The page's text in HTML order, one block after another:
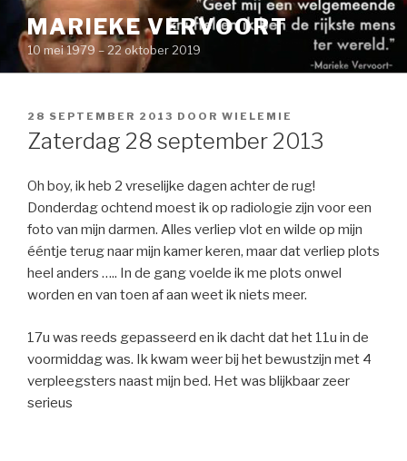
Naar
inhoud
springen
MARIEKE VERVOORT
10 mei 1979 – 22 oktober 2019
GEPLAATST
OP
28 SEPTEMBER 2013 DOOR WIELEMIE
Zaterdag 28 september 2013
Oh boy, ik heb 2 vreselijke dagen achter de rug!
Donderdag ochtend moest ik op radiologie zijn voor een
foto van mijn darmen. Alles verliep vlot en wilde op mijn
ééntje terug naar mijn kamer keren, maar dat verliep plots
heel anders ….. In de gang voelde ik me plots onwel
worden en van toen af aan weet ik niets meer.
17u was reeds gepasseerd en ik dacht dat het 11u in de
voormiddag was. Ik kwam weer bij het bewustzijn met 4
verpleegsters naast mijn bed. Het was blijkbaar zeer
serieus